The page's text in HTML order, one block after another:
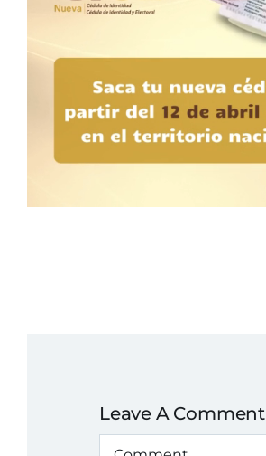
Leave A Comment
Comment